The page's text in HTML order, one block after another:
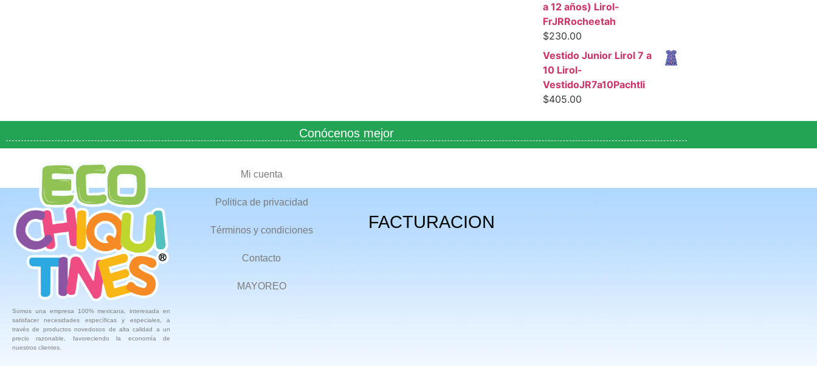
a 12 años) Lirol-
FrJRRocheetah
$230.00
Vestido Junior Lirol 7 a
10 Lirol-
VestidoJR7a10Pachtli
$405.00
Conócenos mejor
Somos una empresa 100% mexicana, interesada en
satisfacer necesidades específicas y especiales, a
través de productos novedosos de alta calidad a un
precio razonable, favoreciendo la economía de
nuestros clientes.
Mi cuenta
Politica de privacidad
Términos y condiciones
Contacto
MAYOREO
FACTURACION